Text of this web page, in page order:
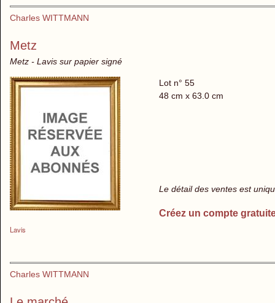
Charles WITTMANN
Metz
Metz - Lavis sur papier signé
Lavis
Lot n° 55
48 cm x 63.0 cm
Le détail des ventes est
Créez un compte
Charles WITTMANN